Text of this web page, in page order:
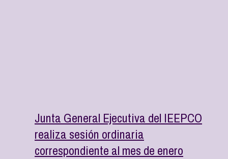
Junta General Ejecutiva del IEEPCO
realiza sesión ordinaria
correspondiente al mes de enero